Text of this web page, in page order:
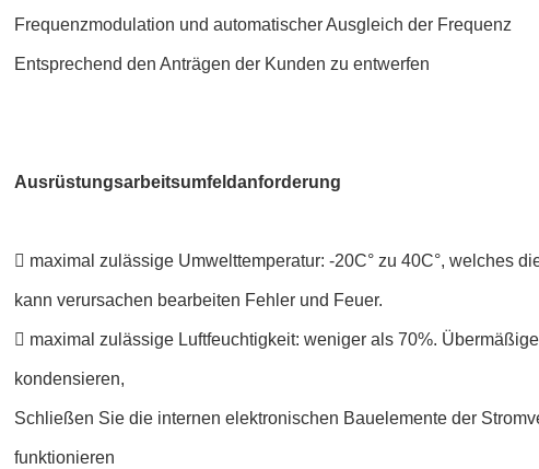
Frequenzmodulation und automatischer Ausgleich der Frequenz
Entsprechend den Anträgen der Kunden zu entwerfen
Ausrüstungsarbeitsumfeldanforderung
 maximal zulässige Umwelttemperatur: -20C° zu 40C°, welches
kann verursachen bearbeiten Fehler und Feuer.
 maximal zulässige Luftfeuchtigkeit: weniger als 70%.
kondensieren,
Schließen Sie die internen elektronischen Bauelemente der
funktionieren